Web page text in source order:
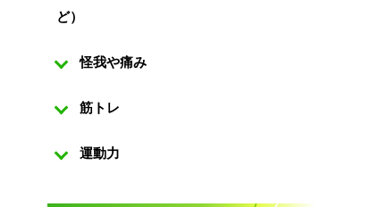
ど）
怪我や痛み
筋トレ
運動力